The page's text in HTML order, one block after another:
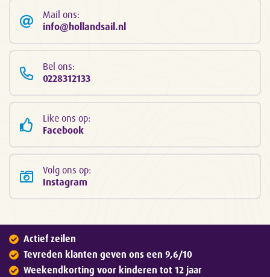
Mail ons:
info@hollandsail.nl
Bel ons:
0228312133
Like ons op:
Facebook
Volg ons op:
Instagram
Actief zeilen
Tevreden klanten geven ons een 9,6/10
Weekendkorting voor kinderen tot 12 jaar